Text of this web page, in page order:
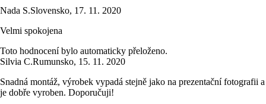
Nada S.Slovensko, 17. 11. 2020
Velmi spokojena
Toto hodnocení bylo automaticky přeloženo.
Silvia C.Rumunsko, 15. 11. 2020
Snadná montáž, výrobek vypadá stejně jako na prezentační fotografii a
je dobře vyroben. Doporučuji!